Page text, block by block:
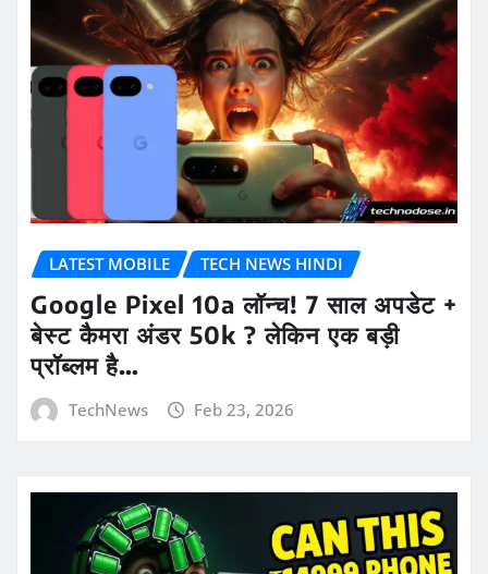
LATEST MOBILE TECH NEWS HINDI
Google Pixel 10a लॉन्च! 7 साल अपडेट +
बेस्ट कैमरा अंडर 50k ? लेकिन एक बड़ी
प्रॉब्लम है…
TechNews Feb 23, 2026